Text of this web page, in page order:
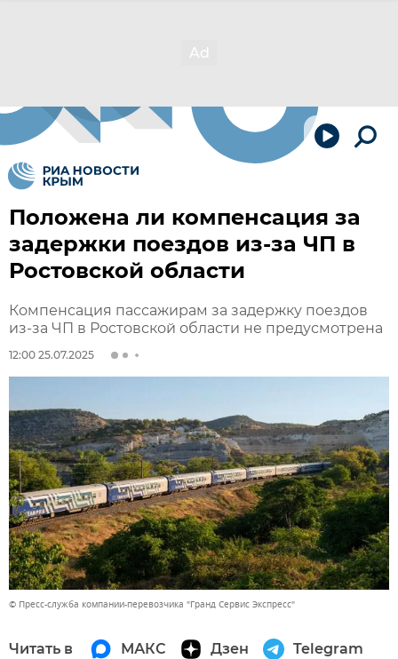
Положена ли компенсация за
задержки поездов из-за ЧП в
Ростовской области
Компенсация пассажирам за задержку поездов
из-за ЧП в Ростовской области не предусмотрена
12:00 25.07.2025
© Пресс-служба компании-перевозчика "Гранд Сервис Экспресс"
Читать в МАКС Дзен Telegram